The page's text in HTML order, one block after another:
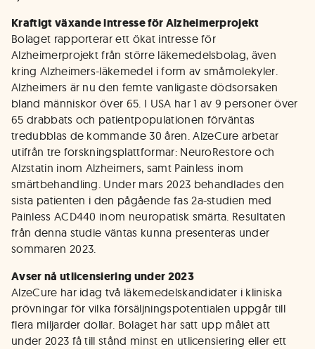
Kraftigt växande intresse för Alzheimerprojekt
Bolaget rapporterar ett ökat intresse för
Alzheimerprojekt från större läkemedelsbolag, även
kring Alzheimers-läkemedel i form av småmolekyler.
Alzheimers är nu den femte vanligaste dödsorsaken
bland människor över 65. I USA har 1 av 9 personer över
65 drabbats och patientpopulationen förväntas
tredubblas de kommande 30 åren. AlzeCure arbetar
utifrån tre forskningsplattformar: NeuroRestore och
Alzstatin inom Alzheimers, samt Painless inom
smärtbehandling. Under mars 2023 behandlades den
sista patienten i den pågående fas 2a-studien med
Painless ACD440 inom neuropatisk smärta. Resultaten
från denna studie väntas kunna presenteras under
sommaren 2023.
Avser nå utlicensiering under 2023
AlzeCure har idag två läkemedelskandidater i kliniska
prövningar för vilka försäljningspotentialen uppgår till
flera miljarder dollar. Bolaget har satt upp målet att
under 2023 få till stånd minst en utlicensiering eller ett